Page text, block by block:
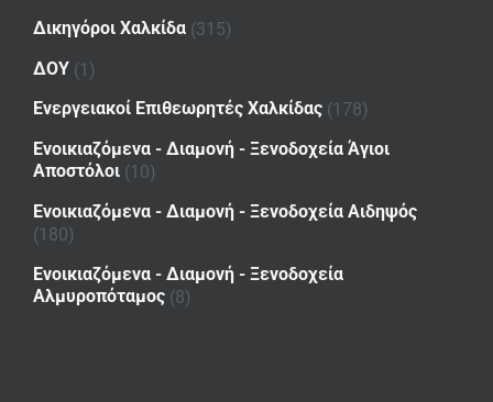
Δικηγόροι Χαλκίδα (315)
ΔΟΥ (1)
Ενεργειακοί Επιθεωρητές Χαλκίδας (178)
Ενοικιαζόμενα - Διαμονή - Ξενοδοχεία Άγιοι
Αποστόλοι (10)
Ενοικιαζόμενα - Διαμονή - Ξενοδοχεία Αιδηψός
(180)
Ενοικιαζόμενα - Διαμονή - Ξενοδοχεία
Αλμυροπόταμος (8)